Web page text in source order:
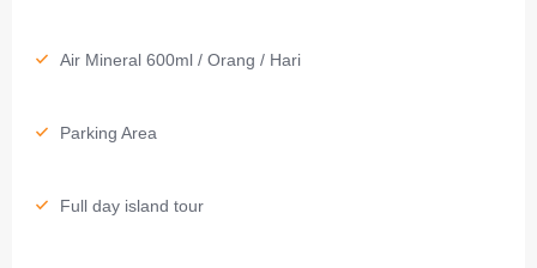
Air Mineral 600ml / Orang / Hari
Parking Area
Full day island tour